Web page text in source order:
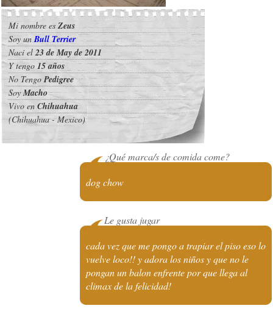
Mi nombre es Zeus
Soy unBull Terrier
Nací el23 de May de 2011
Y tengo 15 años
No TengoPedigree
SoyMacho
Vivo enChihuahua
(Chihuahua - Mexico)
¿Qué marca/s de comida come?
dog chow
Le gusta jugar
cada vez que me pongo a trapiar el piso eso lo
vuelve loco!! y adora los niños y que no le
pongan un balon enfrente por que llega al
climax de la felicidad!